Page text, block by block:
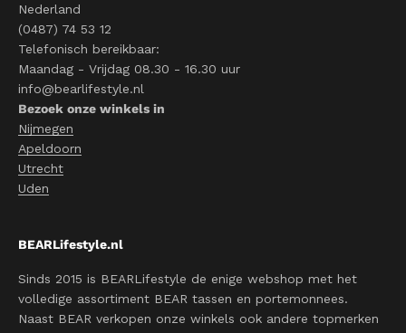
Nederland
(0487) 74 53 12
Telefonisch bereikbaar:
Maandag - Vrijdag 08.30 - 16.30 uur
info@bearlifestyle.nl
Bezoek onze winkels in
Nijmegen
Apeldoorn
Utrecht
Uden
BEARLifestyle.nl
Sinds 2015 is BEARLifestyle de enige webshop met het
volledige assortiment BEAR tassen en portemonnees.
Naast BEAR verkopen onze winkels ook andere topmerken